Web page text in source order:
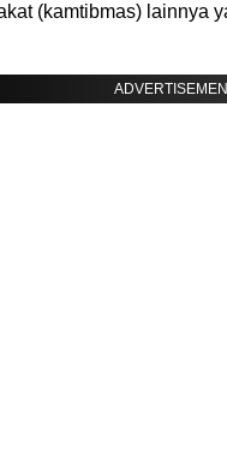
(kamtibmas) lainnya